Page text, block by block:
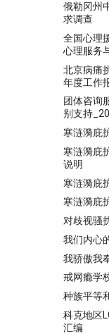
俄勒冈州
求调查
全国心理
心理服务
北京病痛
年度工作
团体咨询
别支持
寒涟漪庇
寒涟漪庇
说明
寒涟漪庇
寒涟漪庇
对歧视骚
我们内心
我骄傲我
戒网瘾学
种族平等
科克地区
汇编